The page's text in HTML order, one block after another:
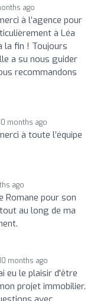
ago
à l’agence pour
à Léa
la fin ! Toujours
a su nous guider
recommandons
months ago
à toute l’équipe
ago
Romane pour son
au long de ma
months ago
eu le plaisir d'être
projet immobilier.